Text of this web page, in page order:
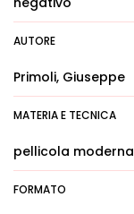
AUTORE
Primoli, Giuseppe
MATERIA E TECNICA
pellicola moderna
FORMATO